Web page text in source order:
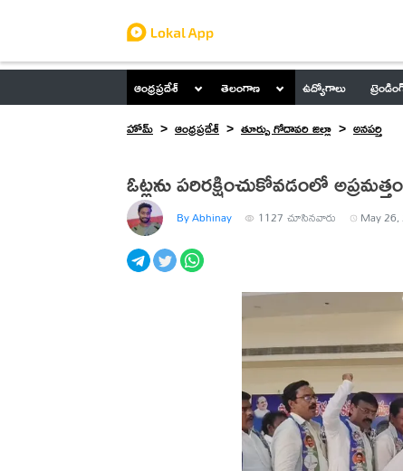
ఆంధ్రప్రదేశ్ తెలంగాణ ఉద్యోగాలు
హోమ్
ఆంధ్రప్రదేశ్ తూర్పు గోదావరి జిల్లా అనపర్తి
ఓట్లను పరిరక్షించుకోవడంలో
By Abhinay 1127 చూసినవారు May